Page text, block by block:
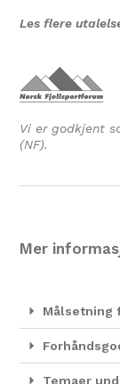
Les flere
Vi er godkjent
(NF).
Mer
Målsetning
Temaer